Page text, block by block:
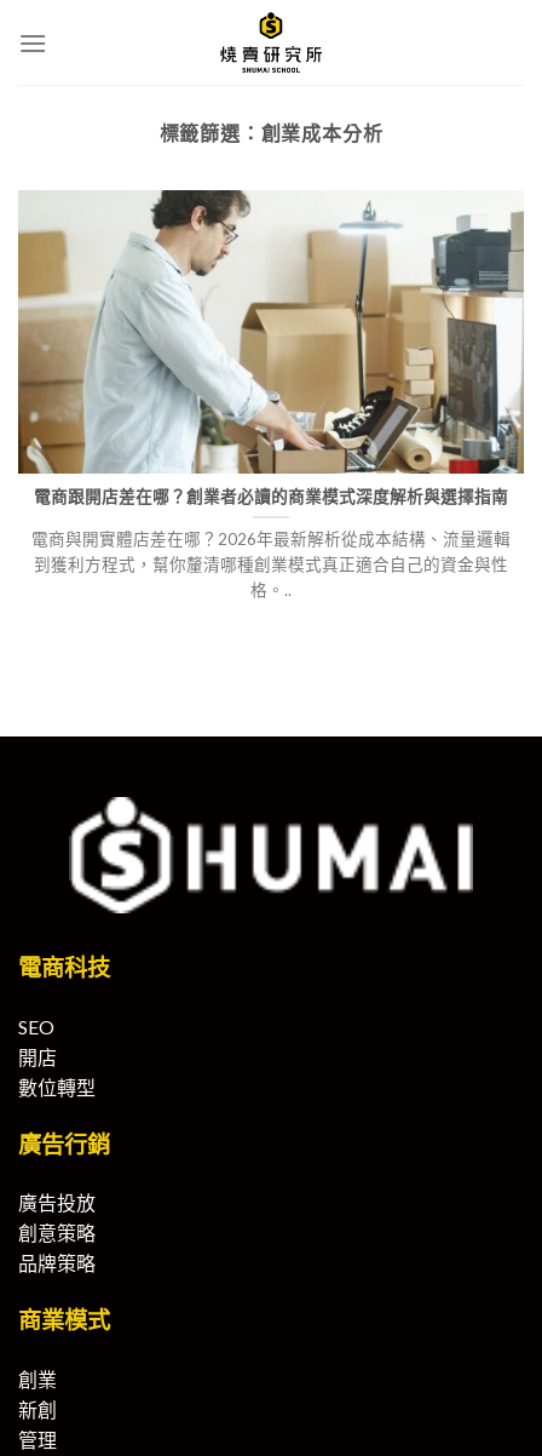
標籤篩選： 創業成本分析
電商跟開店差在哪？創業者必讀的商業模式深度解析與選擇指南
電商與開實體店差在哪？2026年最新解析從成本結構、流量邏輯
到獲利方程式，幫你釐清哪種創業模式真正適合自己的資金與性
格。..
電商科技
SEO
開店
數位轉型
廣告行銷
廣告投放
創意策略
品牌策略
商業模式
創業
新創
管理